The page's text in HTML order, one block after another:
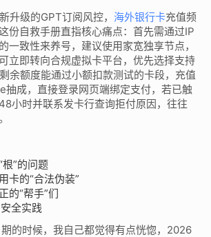
升级的GPT订阅风控， 海外银行卡充值频
份自救手册直指核心痛点：首先需通过IP
一致性来养号，建议使用家宽独享节点，
立即转向合规虚拟卡平台，优先选择支持
余额度能通过小额扣款测试的卡段，充值
抽成，直接登录网页端绑定支付，若已触
小时并联系发卡行查询拒付原因，往往
”的问题
卡的“合法伪装”
的“帮手”们
全实践
的时候，我自己都觉得有点恍惚，2026